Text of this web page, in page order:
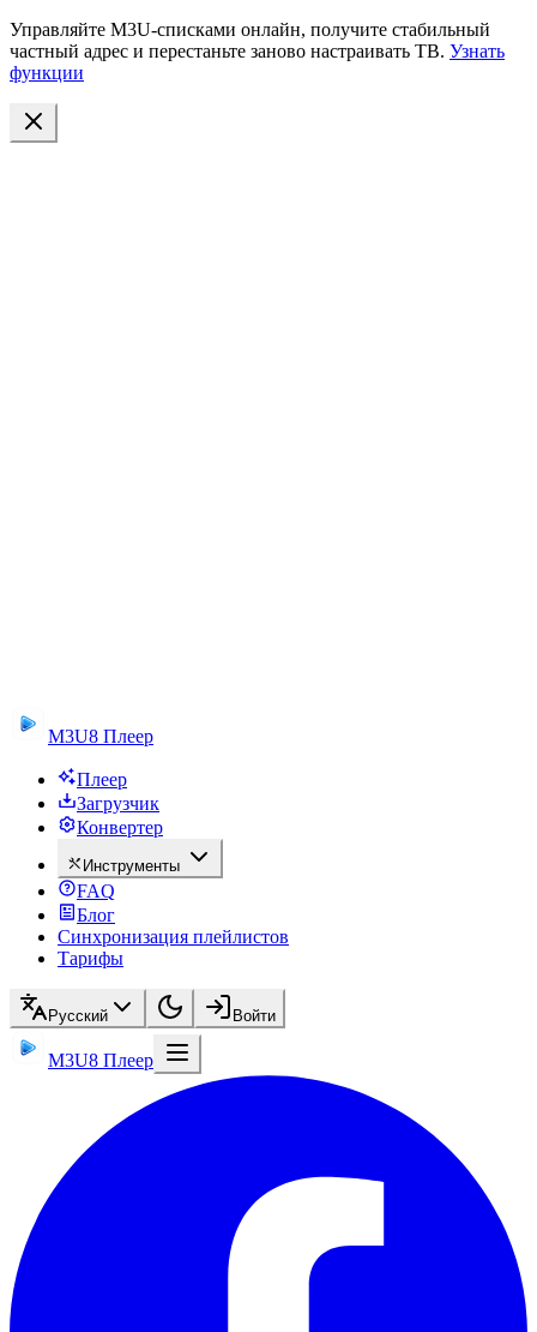
Управляйте M3U-списками онлайн, получите стабильный
частный адрес и перестаньте заново настраивать ТВ. Узнать
функции
M3U8 Плеер
Плеер
Загрузчик
Конвертер
Инструменты
FAQ
Блог
Синхронизация плейлистов
Тарифы
Русский Войти
M3U8 Плеер